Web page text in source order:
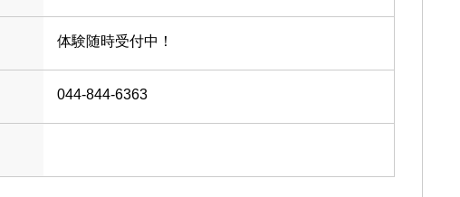
体験随時受付中！
044-844-6363